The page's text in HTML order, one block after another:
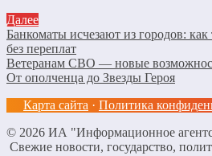
Далее
Банкоматы исчезают из городов:
без переплат
Ветеранам СВО — новые
От ополченца до Звезды Героя
Карта сайта · Политика
© 2026 ИА "Информационное
Свежие новости, государство,